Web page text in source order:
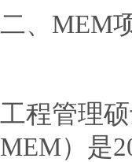
二、MEM
工程管理硕
MEM）是